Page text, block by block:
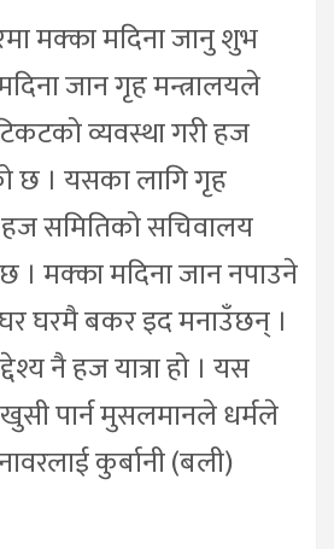
मक्का मदिना जानु शुभ
जान गृह मन्त्रालयले
व्यवस्था गरी हज
छ । यसका लागि गृह
हज समितिको सचिवालय
। मक्का मदिना जान नपाउने
घरमै बकर इद मनाउँछन् ।
नै हज यात्रा हो । यस
पार्न मुसलमानले धर्मले
कुर्बानी (बली)